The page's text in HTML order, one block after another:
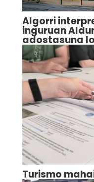
Algorri
inguruan
adostasuna
Turismo